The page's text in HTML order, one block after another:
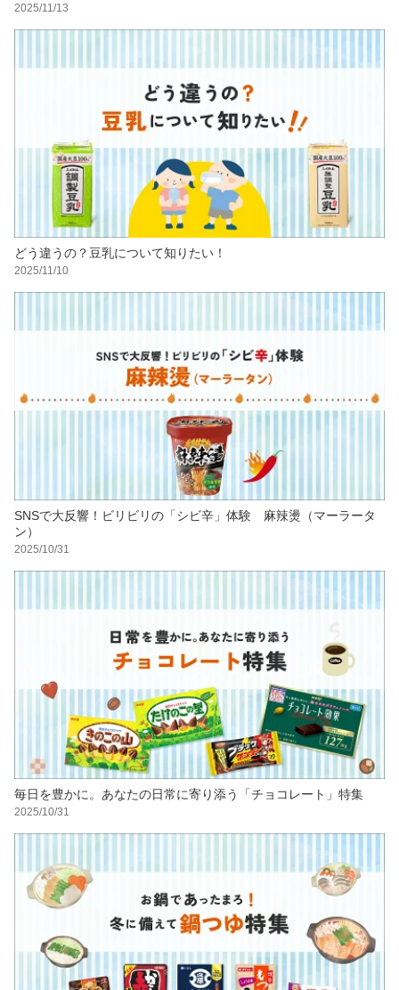
2025/11/13
どう違うの？豆乳について知りたい！
2025/11/10
SNSで大反響！ビリビリの「シビ辛」体験 麻辣燙（マーラータ
ン）
2025/10/31
毎日を豊かに。あなたの日常に寄り添う「チョコレート」特集
2025/10/31